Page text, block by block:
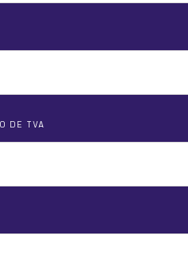
DE TVA